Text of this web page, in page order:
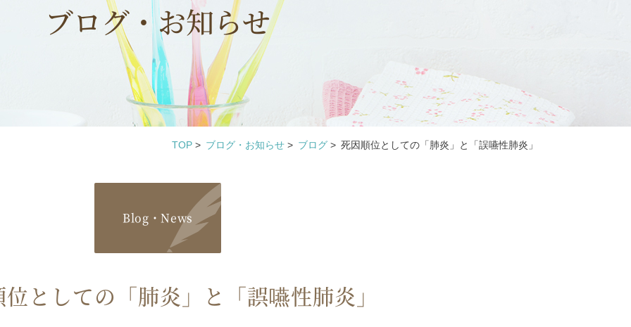
ブログ・お知らせ
TOP > ブログ・お知らせ > ブログ > 死因順位としての「肺炎」と「誤嚥性肺炎」
Blog・News
としての「肺炎」と「誤嚥性肺炎」